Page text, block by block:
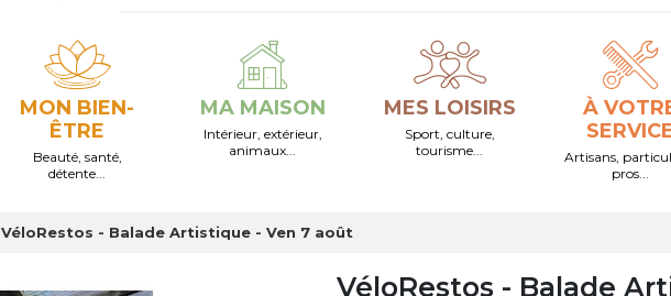
MON BIEN-
ÊTRE
Beauté, santé,
détente...
MA MAISON
Intérieur, extérieur,
animaux...
MES LOISIRS
Sport, culture,
tourisme...
À
Artisans,
pros...
VéloRestos - Balade Artistique - Ven 7 août
VéloRestos - Balade